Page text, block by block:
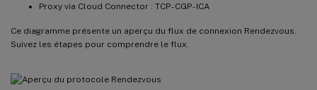
Proxy via Cloud Connector : TCP - CGP - ICA
Ce diagramme présente un aperçu du flux de connexion Rendezvous.
Suivez les étapes pour comprendre le flux.